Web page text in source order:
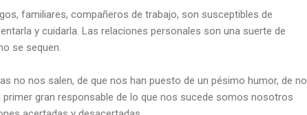
familiares, compañeros de trabajo, son susceptibles de
y cuidarla. Las relaciones personales son una suerte de
se sequen.
no nos salen, de que nos han puesto de un pésimo humor, de no
gran responsable de lo que nos sucede somos nosotros